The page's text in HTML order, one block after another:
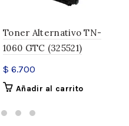
Toner Alternativo TN-
1060 GTC (325521)
$ 6.700
Añadir al carrito